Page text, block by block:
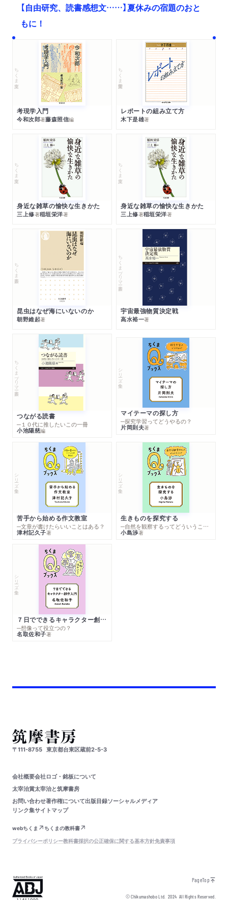
【自由研究、読書感想文……】夏休みの宿題のおと
もに！
ちくま文庫
考現学入門
今和次郎著藤森照信編
ちくま学芸文庫
レポートの組み立て方
木下是雄著
ちくま文庫
身近な雑草の愉快な生きかた
三上修著稲垣栄洋著
ちくま文庫
身近な雑草の愉快な生きかた
三上修著稲垣栄洋著
ちくま新書
昆虫はなぜ海にいないのか
朝野維起著
ちくまプリマー新書
宇宙最強物質決定戦
高水裕一著
ちくまプリマー新書
つながる読書
─１０代に推したいこの一冊
小池陽慈編
シリーズ・全集
マイテーマの探し方
─探究学習ってどうやるの？
片岡則夫著
シリーズ・全集
苦手から始める作文教室
─文章が書けたらいいことはある？
津村記久子著
シリーズ・全集
生きものを探究する
─自然を観察するってどういうこと？
小島渉著
シリーズ・全集
７日でできるキャラクター創作入門
─想像って役立つの？
名取佐和子著
〒111-8755 東京都台東区蔵前2-5-3
会社概要会社ロゴ・銘板について
太宰治賞太宰治と筑摩書房
お問い合わせ著作権について出版目録ソーシャルメディア
リンク集サイトマップ
webちくま
ちくまの教科書
プライバシーポリシー教科書採択の公正確保に関する基本方針免責事項
PageTop
© Chikumashobo Ltd.2024 All Rights Reserved.